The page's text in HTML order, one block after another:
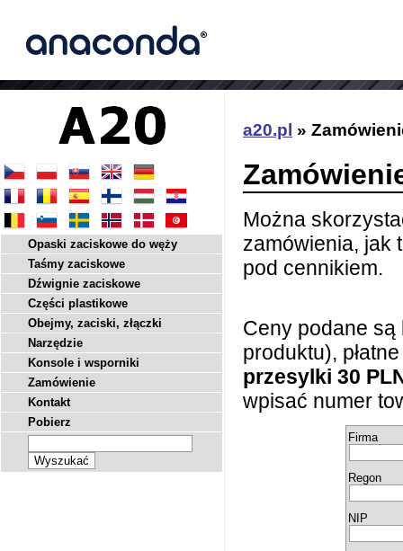
a20.pl »
Można
zamówienia, jak
pod cennikiem.
Ceny podane są
produktu),
przesylki 30
wpisać numer
Firma
Regon
NIP
Opaski zaciskowe do węży
Taśmy zaciskowe
Dźwignie zaciskowe
Części plastikowe
Obejmy, zaciski, złączki
Narzędzie
Konsole i wsporniki
Zamówienie
Kontakt
Pobierz